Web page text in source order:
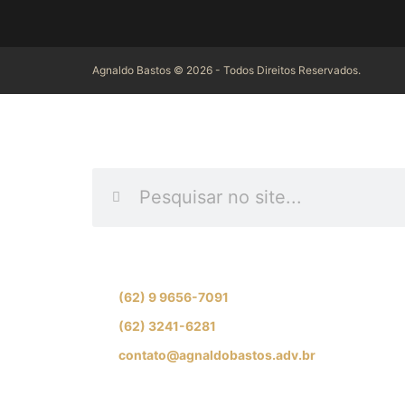
Agnaldo Bastos © 2026 - Todos Direitos Reservados.
(62) 9 9656-7091
(62) 3241-6281
contato@agnaldobastos.adv.br